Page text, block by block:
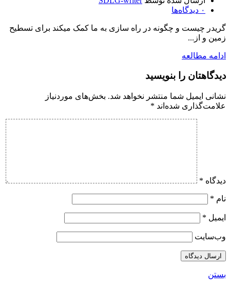
۰ دیدگاه‌ها
گریدر چیست و چگونه در راه سازی به ما کمک میکند برای تسطیح
زمین و از...
ادامه مطالعه
دیدگاهتان را بنویسید
نشانی ایمیل شما منتشر نخواهد شد. بخش‌های موردنیاز
علامت‌گذاری شده‌اند *
دیدگاه *
نام *
ایمیل *
وب‌سایت
بستن